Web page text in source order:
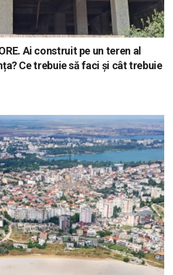
Ai construit pe un teren al
Ce trebuie să faci și cât trebuie